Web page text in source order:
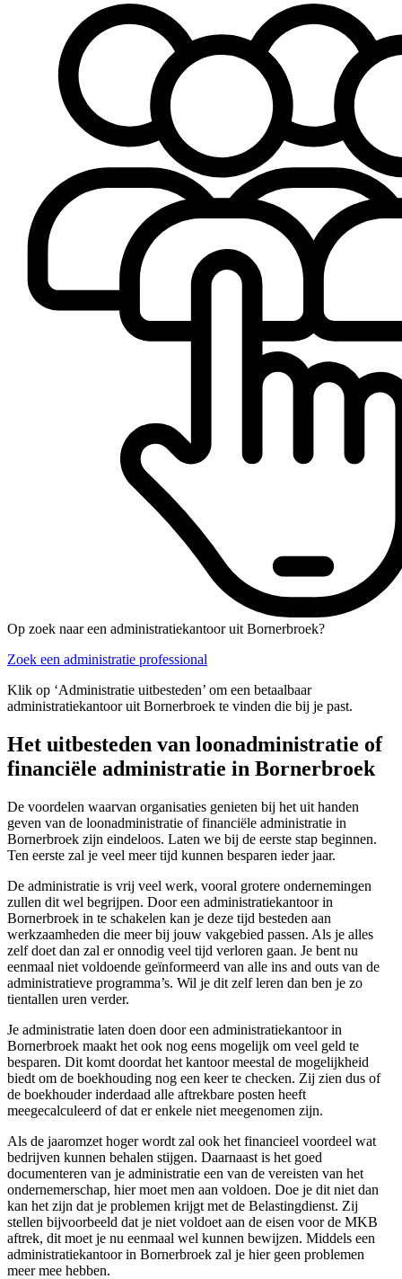
Op zoek naar een administratiekantoor uit Bornerbroek?
Zoek een administratie professional
Klik op ‘Administratie uitbesteden’ om een betaalbaar
administratiekantoor uit Bornerbroek te vinden die bij je past.
Het uitbesteden van loonadministratie of
financiële administratie in Bornerbroek
De voordelen waarvan organisaties genieten bij het uit handen
geven van de loonadministratie of financiële administratie in
Bornerbroek zijn eindeloos. Laten we bij de eerste stap beginnen.
Ten eerste zal je veel meer tijd kunnen besparen ieder jaar.
De administratie is vrij veel werk, vooral grotere ondernemingen
zullen dit wel begrijpen. Door een administratiekantoor in
Bornerbroek in te schakelen kan je deze tijd besteden aan
werkzaamheden die meer bij jouw vakgebied passen. Als je alles
zelf doet dan zal er onnodig veel tijd verloren gaan. Je bent nu
eenmaal niet voldoende geïnformeerd van alle ins and outs van de
administratieve programma’s. Wil je dit zelf leren dan ben je zo
tientallen uren verder.
Je administratie laten doen door een administratiekantoor in
Bornerbroek maakt het ook nog eens mogelijk om veel geld te
besparen. Dit komt doordat het kantoor meestal de mogelijkheid
biedt om de boekhouding nog een keer te checken. Zij zien dus of
de boekhouder inderdaad alle aftrekbare posten heeft
meegecalculeerd of dat er enkele niet meegenomen zijn.
Als de jaaromzet hoger wordt zal ook het financieel voordeel wat
bedrijven kunnen behalen stijgen. Daarnaast is het goed
documenteren van je administratie een van de vereisten van het
ondernemerschap, hier moet men aan voldoen. Doe je dit niet dan
kan het zijn dat je problemen krijgt met de Belastingdienst. Zij
stellen bijvoorbeeld dat je niet voldoet aan de eisen voor de MKB
aftrek, dit moet je nu eenmaal wel kunnen bewijzen. Middels een
administratiekantoor in Bornerbroek zal je hier geen problemen
meer mee hebben.